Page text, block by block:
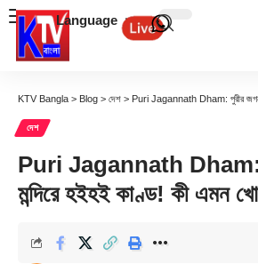
Language
KTV Bangla > Blog > দেশ > Puri Jagannath Dham: পুরীর জগন্নাথ
দেশ
Puri Jagannath Dham:
মন্দিরে হইহই কাণ্ড! কী এমন